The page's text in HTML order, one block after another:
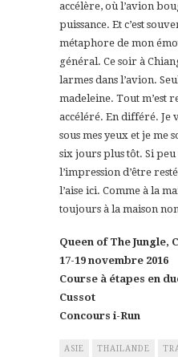
accélère, où l’avion
puissance. Et c’est
métaphore de mon
général. Ce soir à
larmes dans l’avion.
madeleine. Tout m’est
accéléré. En différé. Je
sous mes yeux et je me
six jours plus tôt. Si peu
l’impression d’être
l’aise ici. Comme à la
toujours à la maison
Queen of The Jungle,
17-19 novembre 2016
Course à étapes en
Cussot
Concours i-Run
ASIE THAILANDE